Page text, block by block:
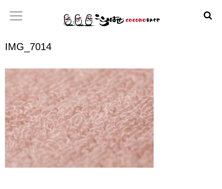
こころばせ
製品
お店
IMG_7014